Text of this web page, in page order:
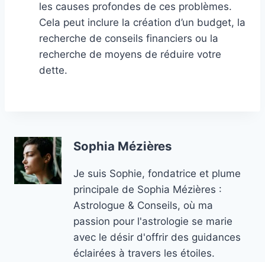
les causes profondes de ces problèmes.
Cela peut inclure la création d’un budget, la
recherche de conseils financiers ou la
recherche de moyens de réduire votre
dette.
Sophia Mézières
Je suis Sophie, fondatrice et plume
principale de Sophia Mézières :
Astrologue & Conseils, où ma
passion pour l'astrologie se marie
avec le désir d'offrir des guidances
éclairées à travers les étoiles.